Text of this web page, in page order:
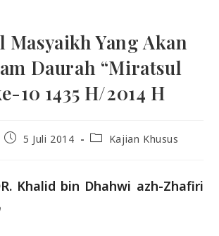
Masyaikh Yang Akan
Daurah “Miratsul
10 1435 H/2014 H
Post5 Juli 2014
PostKajian Khusus
Khalid bin Dhahwi azh-Zhafiri